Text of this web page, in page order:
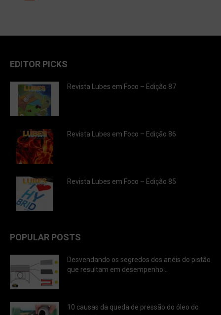
EDITOR PICKS
Revista Lubes em Foco – Edição 87
Revista Lubes em Foco – Edição 86
Revista Lubes em Foco – Edição 85
POPULAR POSTS
Desvendando os segredos dos anéis do pistão
que resultam em desempenho...
10 causas da queda de pressão do óleo do